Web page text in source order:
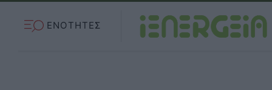
ΕΝΟΤΗΤΕΣ